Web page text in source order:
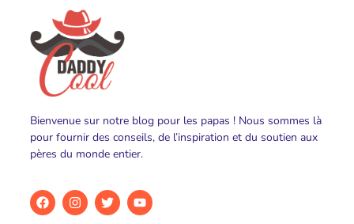
Bienvenue sur notre blog pour les papas ! Nous sommes là
pour fournir des conseils, de l’inspiration et du soutien aux
pères du monde entier.